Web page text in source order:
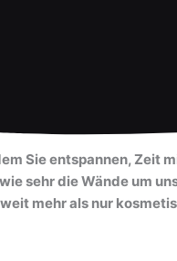
Sie entspannen, Zeit
sehr die Wände um
mehr als nur